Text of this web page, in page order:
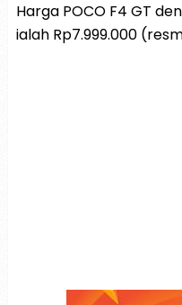
Harga POCO F4 GT
ialah Rp7.999.000